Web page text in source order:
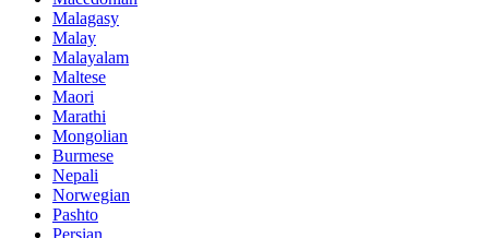
Malagasy
Malay
Malayalam
Maltese
Maori
Marathi
Mongolian
Burmese
Nepali
Norwegian
Pashto
Persian